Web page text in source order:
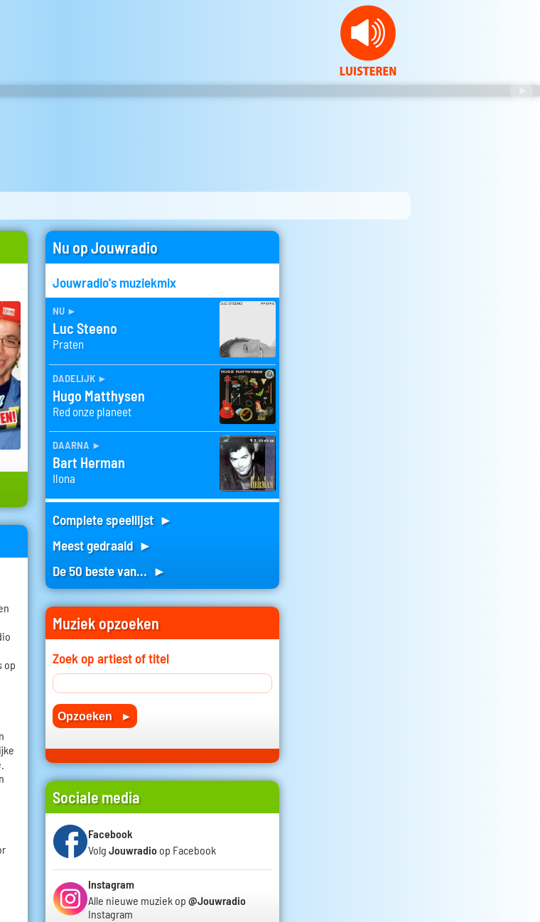
op
Nu op Jouwradio
Jouwradio's muziekmix
nu ►
Luc Steeno
Praten
dadelijk ►
Hugo Matthysen
Red onze planeet
daarna ►
Bart Herman
Ilona
Complete speellijst ►
Meest gedraaid ►
De 50 beste van... ►
Muziek opzoeken
Zoek op artiest of titel
Sociale media
Facebook
Volg Jouwradio op Facebook
Instagram
Alle nieuwe muziek op @Jouwradio
Instagram